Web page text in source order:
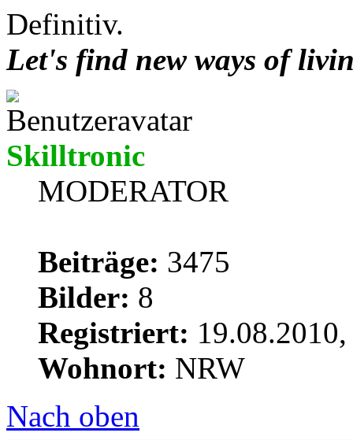
Definitiv.
Let's find new ways of
Skilltronic
MODERATOR
Beiträge: 3475
Bilder: 8
Registriert:
Wohnort: NRW
Nach oben